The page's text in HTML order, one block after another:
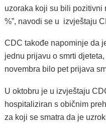
uzoraka koji su bili pozitivni
%”, navodi se u izvještaju
CDC takođe napominje da
jednu prijavu o smrti
novembra bilo pet prijava
U oktobru je u izvještaju
hospitaliziran s običnim
za koji se smatra da je